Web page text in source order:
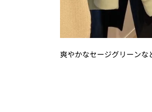
爽やかなセージグリーン